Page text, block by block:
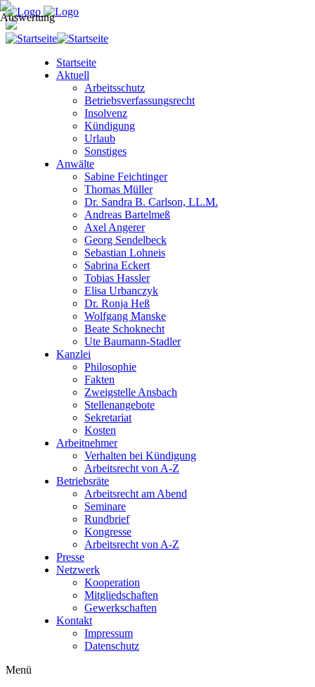
Startseite
Aktuell
Arbeitsschutz
Betriebsverfassungsrecht
Insolvenz
Kündigung
Urlaub
Sonstiges
Anwälte
Sabine Feichtinger
Thomas Müller
Dr. Sandra B. Carlson, LL.M.
Andreas Bartelmeß
Axel Angerer
Georg Sendelbeck
Sebastian Lohneis
Sabrina Eckert
Tobias Hassler
Elisa Urbanczyk
Dr. Ronja Heß
Wolfgang Manske
Beate Schoknecht
Ute Baumann-Stadler
Kanzlei
Philosophie
Fakten
Zweigstelle Ansbach
Stellenangebote
Sekretariat
Kosten
Arbeitnehmer
Verhalten bei Kündigung
Arbeitsrecht von A-Z
Betriebsräte
Arbeitsrecht am Abend
Seminare
Rundbrief
Kongresse
Arbeitsrecht von A-Z
Presse
Netzwerk
Kooperation
Mitgliedschaften
Gewerkschaften
Kontakt
Impressum
Datenschutz
Menü